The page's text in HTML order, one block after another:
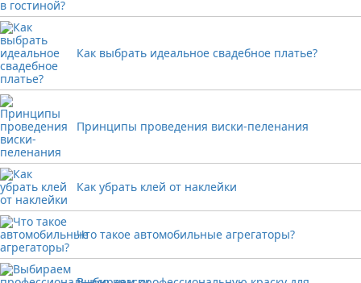
Как выбрать идеальное свадебное платье?
Принципы проведения виски-пеленания
Как убрать клей от наклейки
Что такое автомобильные агрегаторы?